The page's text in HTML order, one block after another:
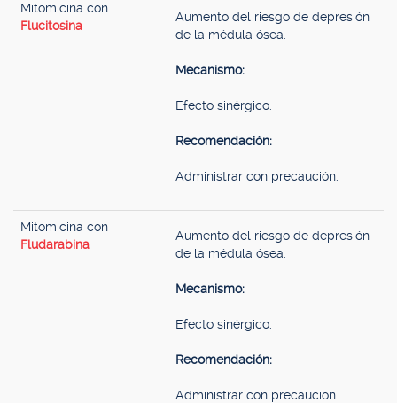
Mitomicina con
Flucitosina
Aumento del riesgo de depresión
de la médula ósea.
Mecanismo:
Efecto sinérgico.
Recomendación:
Administrar con precaución.
Mitomicina con
Fludarabina
Aumento del riesgo de depresión
de la médula ósea.
Mecanismo:
Efecto sinérgico.
Recomendación:
Administrar con precaución.